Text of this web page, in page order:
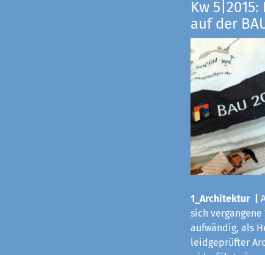
Kw
auf der
1_Architektur |
sich vergangene
aufwändig, als
leidgeprüfter